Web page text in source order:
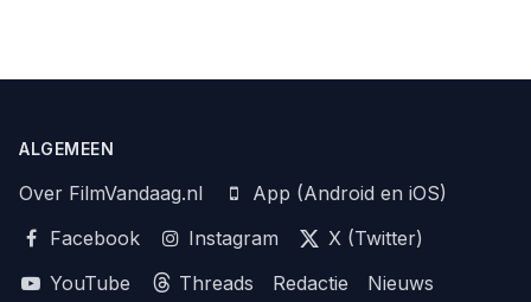
ALGEMEEN
Over FilmVandaag.nl
App (Android en iOS)
Facebook
Instagram
X (Twitter)
YouTube
Threads Redactie
Nieuws